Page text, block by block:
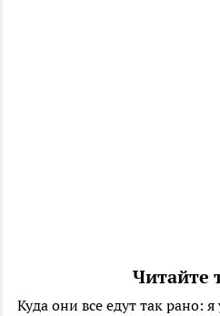
Читайте
Куда они все едут так рано: